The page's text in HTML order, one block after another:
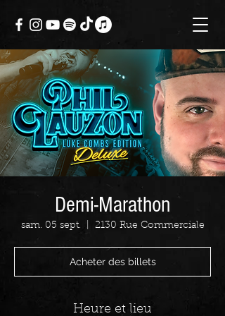
Demi-Marathon
sam. 05 sept. 2130 Rue Commerciale
Acheter des billets
Heure et lieu